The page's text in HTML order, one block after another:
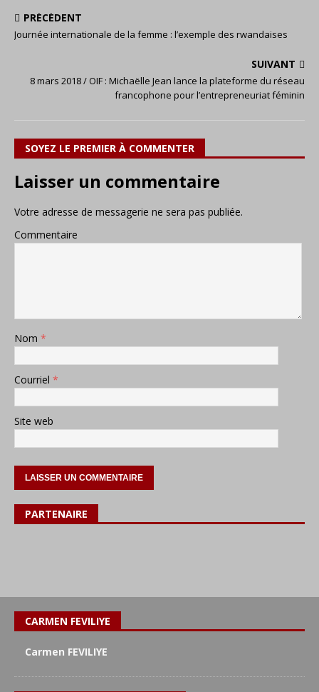
PRÉCÉDENT
Journée internationale de la femme : l’exemple des rwandaises
SUIVANT
8 mars 2018 / OIF : Michaëlle Jean lance la plateforme du réseau
francophone pour l’entrepreneuriat féminin
SOYEZ LE PREMIER À COMMENTER
Laisser un commentaire
Votre adresse de messagerie ne sera pas publiée.
Commentaire
Nom *
Courriel *
Site web
PARTENAIRE
CARMEN FEVILIYE
Carmen FEVILIYE